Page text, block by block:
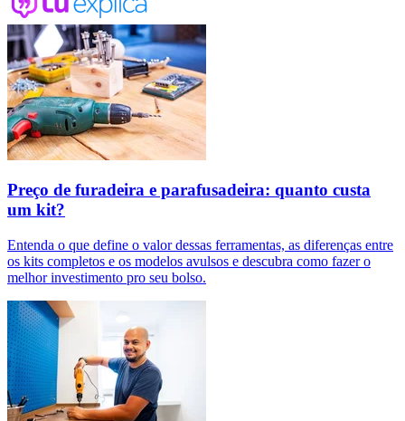
Preço de furadeira e parafusadeira: quanto custa
um kit?
Entenda o que define o valor dessas ferramentas, as diferenças entre
os kits completos e os modelos avulsos e descubra como fazer o
melhor investimento pro seu bolso.